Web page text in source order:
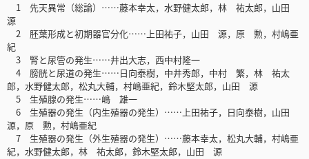
1 先天異常（総論）……藤本幸太，水野健太郎，林 祐太郎，山田
源
2 胚葉形成と初期器官分化……上田祐子，山田 源，原 勲，村嶋亜
紀
3 腎と尿管の発生……井出大志，西中村隆一
4 膀胱と尿道の発生……日向泰樹，中井秀郎，中村 繁，林 祐太
郎，水野健太郎，松丸大輔，村嶋亜紀，鈴木堅太郎，山田 源
5 生殖腺の発生……嶋 雄一
6 生殖器の発生（内生殖器の発生）……上田祐子，日向泰樹，山田
源，原 勲，村嶋亜紀
7 生殖器の発生（外生殖器の発生）……藤本幸太，松丸大輔，村嶋亜
紀，水野健太郎，林 祐太郎，鈴木堅太郎，山田 源